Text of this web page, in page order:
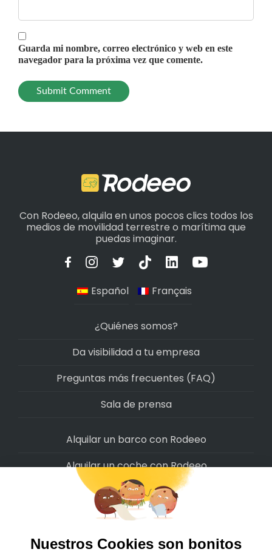
Guarda mi nombre, correo electrónico y web en este
navegador para la próxima vez que comente.
Con Rodeeo, alquila en unos pocos clics todos los
medios de movilidad terrestre o marítima que
puedas imaginar.
Español Français
¿Quiénes somos?
Da visibilidad a tu empresa
Preguntas más frecuentes (FAQ)
Sala de prensa
Alquilar un barco con Rodeeo
Alquilar un coche con Rodeeo
Alquilar una moto con Rodeeo
Alquilar una scooter con Rodeeo
Alquilar una bicicleta con Rodeeo